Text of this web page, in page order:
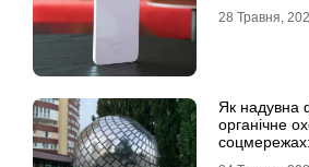
28 Травня,
Як надувна
органічне
соцмережах: